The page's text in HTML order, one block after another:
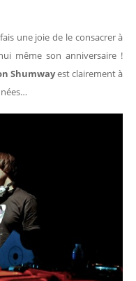
une joie de le consacrer à
même son anniversaire !
Shumwayest clairement à